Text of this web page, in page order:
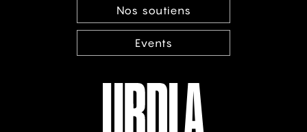
Nos soutiens
Events